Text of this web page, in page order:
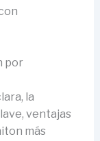
por
la
ventajas
más